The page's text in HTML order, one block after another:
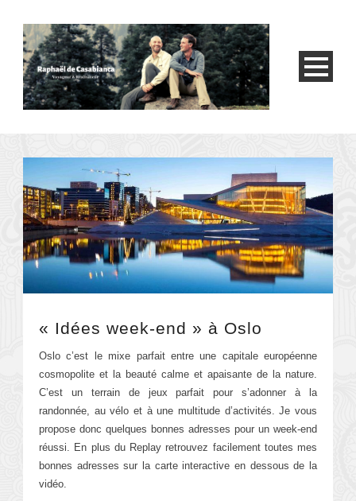
« Idées week-end » à Oslo
Oslo c’est le mixe parfait entre une capitale européenne
cosmopolite et la beauté calme et apaisante de la nature.
C’est un terrain de jeux parfait pour s’adonner à la
randonnée, au vélo et à une multitude d’activités. Je vous
propose donc quelques bonnes adresses pour un week-end
réussi. En plus du Replay retrouvez facilement toutes mes
bonnes adresses sur la carte interactive en dessous de la
vidéo.